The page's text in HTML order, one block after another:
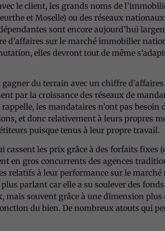
le client, les grands noms de
et Moselle) ou des réseaux
sont encore aujourd’hui
d’affaires sur le marché immobilier
elles devront tout de même
du terrain avec un chiffre
par la croissance des réseaux de
les mandataires n’ont pas besoin
et donc relativement à leurs propres
puisque tenus à leur propre travail.
les prix grâce à des forfaits fixes
en gros concurrents des agences
relatifs à leur performance sur le marché
plus parlant car elle a su soulever des
mais souvent grâce à une dimension
du bien. De nombreux atouts qui